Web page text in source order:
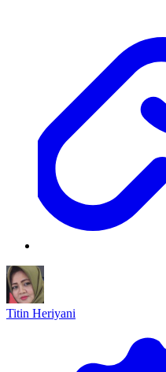
Titin Heriyani